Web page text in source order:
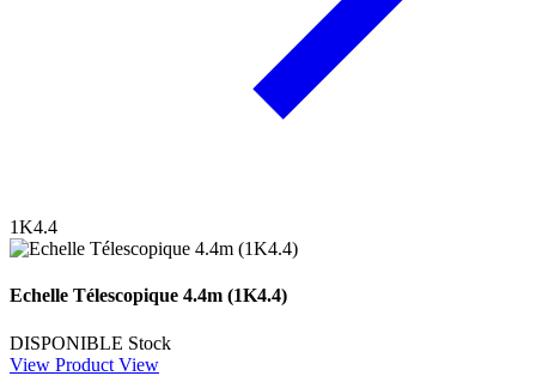
1K4.4
Echelle Télescopique 4.4m (1K4.4)
DISPONIBLE Stock
View Product View